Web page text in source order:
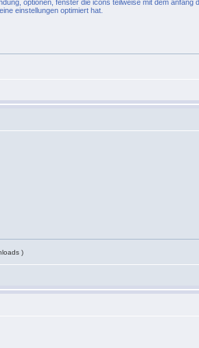
optionen, fenster die icons teilweise mit dem
einstellungen optimiert hat.
)